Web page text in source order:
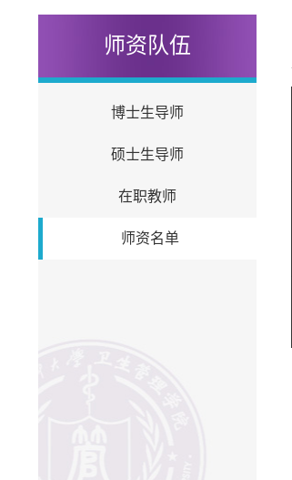
师资队伍
博士生导师
硕士生导师
在职教师
师资名单